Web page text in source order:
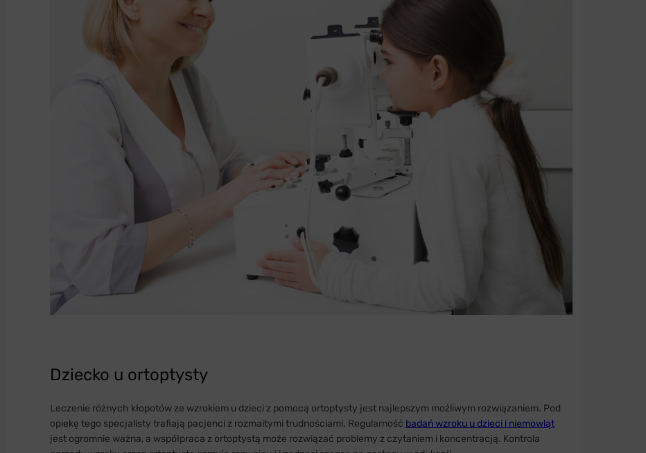
Dziecko u ortoptysty
Leczenie różnych kłopotów ze wzrokiem u dzieci z pomocą ortoptysty jest najlepszym możliwym rozwiązaniem. Pod
opiekę tego specjalisty trafiają pacjenci z rozmaitymi trudnościami. Regularność badań wzroku u dzieci i niemowląt
jest ogromnie ważna, a współpraca z ortoptystą może rozwiązać problemy z czytaniem i koncentracją. Kontrola